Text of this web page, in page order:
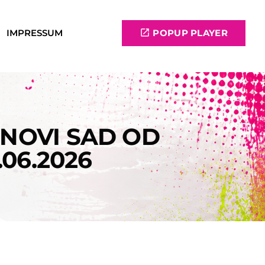
IMPRESSUM open_in_new POPUP PLAYER
SAD OD